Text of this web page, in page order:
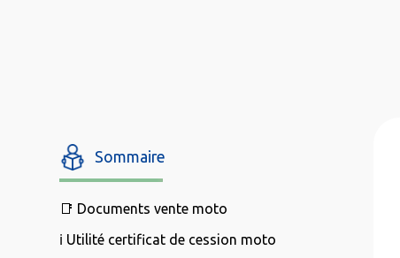
Sommaire
📑 Documents vente moto
ℹ️ Utilité certificat de cession moto